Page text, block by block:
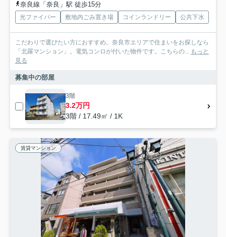
奈良線「奈良」駅 徒歩15分
光ファイバー 敷地内ごみ置き場 コインランドリー 公共下水
こだわりで選びたい方におすすめ。奈良市エリアで住まいをお探しなら
「北羅マンション」。電気コンロが付いた物件です。こちらの... もっと
見る
募集中の部屋
3階
3.2万円
3階 / 17.49㎡ / 1K
賃貸マンション